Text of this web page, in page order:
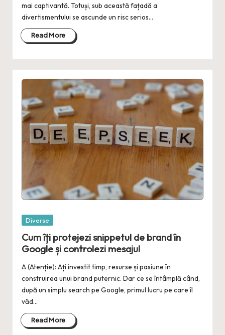
mai captivantă. Totuși, sub această fațadă a
divertismentului se ascunde un risc serios…
Read More
Posted
Diverse
Cum îți protejezi snippetul de brand în
Google și controlezi mesajul
A (Atenție): Ați investit timp, resurse și pasiune în
construirea unui brand puternic. Dar ce se întâmplă când,
după un simplu search pe Google, primul lucru pe care îl
văd…
Read More